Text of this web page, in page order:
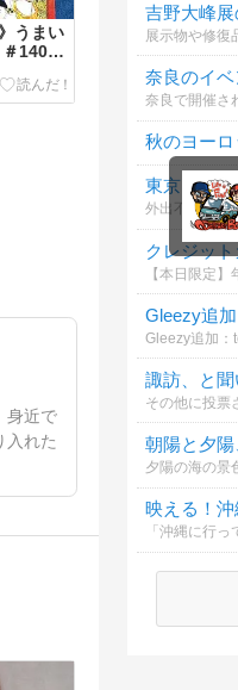
うまい
＃140
身近で
入れた
吉野大峰展
展示物や修復
奈良のイ
秋のヨー
クレジッ
朝陽と夕陽
映える！